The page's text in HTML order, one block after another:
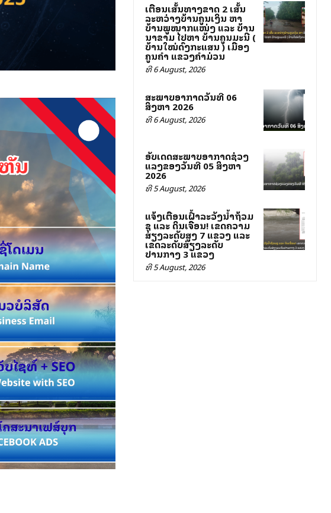
ເຕືອນເສັ້ນທາງຂາດ 2 ເສັ້ນ
ລະຫວ່າງບ້ານຄູນເງິນ ຫາ
ບ້ານພູໝາກແໜ່ງ ແລະ ບ້ານ
ນາຂາມ ໄປຫາ ບ້ານຄູນມະນີ (
ບ້ານໃໝ່ດົງກະແສນ ) ເມືອງ
ຄູນຄຳ ແຂວງຄຳມ່ວນ
ທີ 6 August, 2026
ສະພາບອາກາດວັນທີ 06
ສິງຫາ 2026
ທີ 6 August, 2026
ອັບເດດສະພາບອາກາດຊ່ວງ
ແລງຂອງວັນທີ 05 ສິງຫາ
2026
ທີ 5 August, 2026
ແຈ້ງເຕືອນເຝົ້າລະວັງນ້ຳຖ້ວມ
ຊຸ ແລະ ດິນເຈື່ອນ! ເຂດຄວາມ
ສ່ຽງລະດັບສູງ 7 ແຂວງ ແລະ
ເຂດລະດັບສ່ຽງລະດັບ
ປານກາງ 3 ແຂວງ
ທີ 5 August, 2026